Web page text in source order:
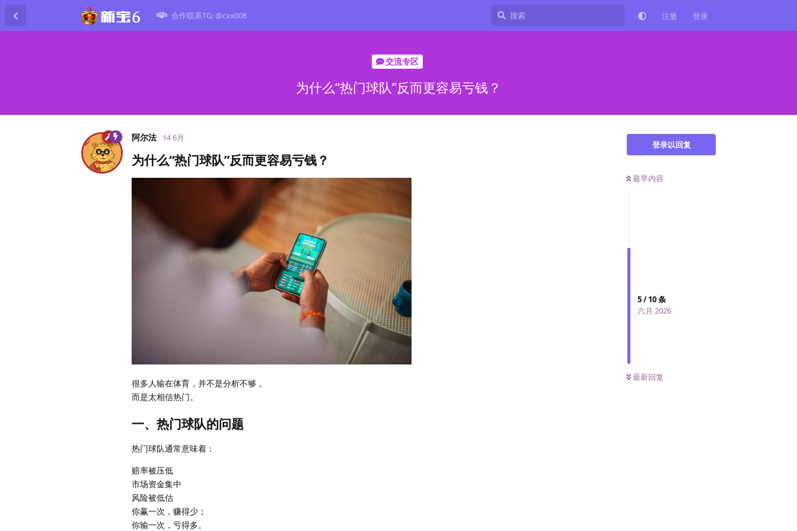
合作联系TG: @cxx008 注册 登录
交流专区
为什么“热门球队”反而更容易亏钱？
登录以回复
最早内容
5/10条
六月 2026
最新回复
阿尔法 14 6月
为什么“热门球队”反而更容易亏钱？
很多人输在体育，并不是分析不够，
而是太相信热门。
一、热门球队的问题
热门球队通常意味着：
赔率被压低
市场资金集中
风险被低估
你赢一次，赚得少；
你输一次，亏得多。